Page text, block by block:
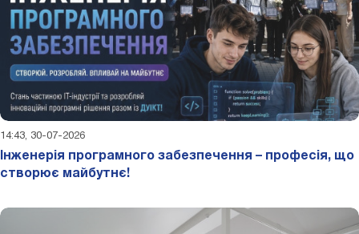
14:43, 30-07-2026
Інженерія програмного забезпечення – професія, що
створює майбутнє!